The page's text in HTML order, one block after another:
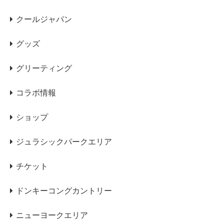
クールジャパン
グッズ
グリーティング
コラボ情報
ショップ
ジュラシックパークエリア
チケット
ドンキーコングカントリー
ニューヨークエリア